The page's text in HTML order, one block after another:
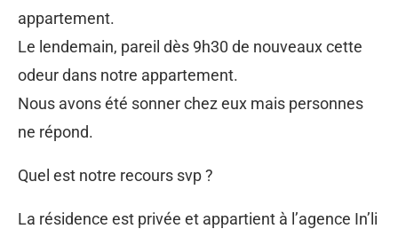
appartement.
Le lendemain, pareil dès 9h30 de nouveaux cette
odeur dans notre appartement.
Nous avons été sonner chez eux mais personnes
ne répond.
Quel est notre recours svp ?
La résidence est privée et appartient à l’agence In’li